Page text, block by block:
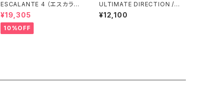
ESCALANTE 4 （エスカラン
テ 4）メンズ Black/Black
¥19,305
10%OFF
ULTIMATE DIRECTION /
アルティメット ディレクション
Tarmac Vest / AGAVE GR
¥12,100